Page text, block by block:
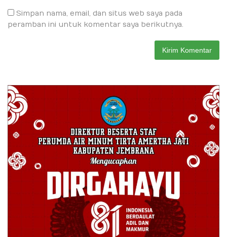
Simpan nama, email, dan situs web saya pada
peramban ini untuk komentar saya berikutnya.